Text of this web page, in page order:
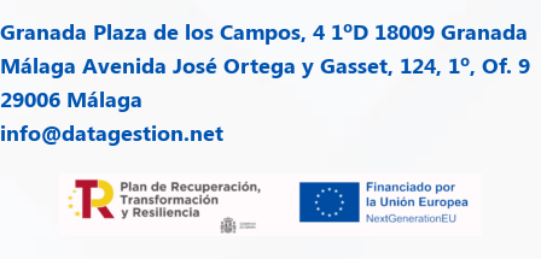
Granada Plaza de los Campos, 4 1ºD 18009 Granada
Málaga Avenida José Ortega y Gasset, 124, 1º, Of. 9
29006 Málaga
info@datagestion.net